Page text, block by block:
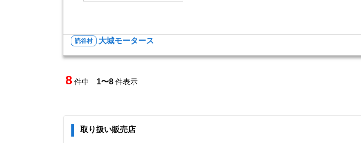
読谷村 大城モータース
8 件中 1〜8 件表示
取り扱い販売店